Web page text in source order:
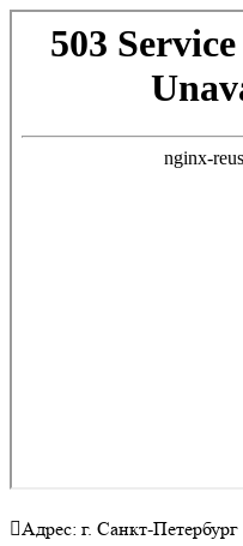
Адрес: г. Санкт-